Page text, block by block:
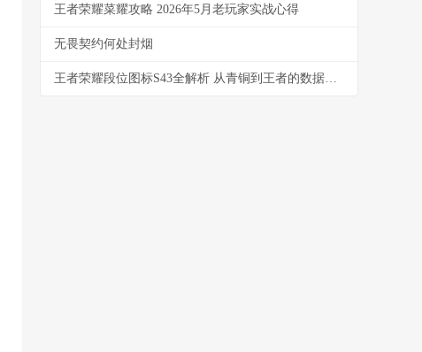
王者荣耀菜耀攻略 2026年5月老玩家实战心得
无畏契约何处封烟
王者荣耀段位图标S43全解析 从青铜到王者的数据与实战洞察